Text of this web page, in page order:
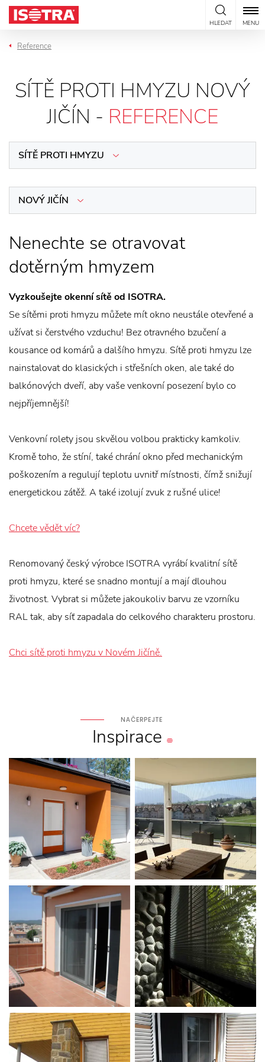
Přeskočit na obsah
HLEDAT MENU
Reference
SÍTĚ PROTI HMYZU NOVÝ
JIČÍN - REFERENCE
SÍTĚ PROTI HMYZU
NOVÝ JIČÍN
Nenechte se otravovat
dotěrným hmyzem
Vyzkoušejte okenní sítě od ISOTRA.
Se sítěmi proti hmyzu můžete mít okno neustále otevřené a
užívat si čerstvého vzduchu! Bez otravného bzučení a
kousance od komárů a dalšího hmyzu. Sítě proti hmyzu lze
nainstalovat do klasických i střešních oken, ale také do
balkónových dveří, aby vaše venkovní posezení bylo co
nejpříjemnější!
Venkovní rolety jsou skvělou volbou prakticky kamkoliv.
Kromě toho, že stíní, také chrání okno před mechanickým
poškozením a regulují teplotu uvnitř místnosti, čímž snižují
energetickou zátěž. A také izolují zvuk z rušné ulice!
Chcete vědět víc?
Renomovaný český výrobce ISOTRA vyrábí kvalitní sítě
proti hmyzu, které se snadno montují a mají dlouhou
životnost. Vybrat si můžete jakoukoliv barvu ze vzorníku
RAL tak, aby síť zapadala do celkového charakteru prostoru.
Chci sítě proti hmyzu v Novém Jičíně.
NAČERPEJTE
Inspirace